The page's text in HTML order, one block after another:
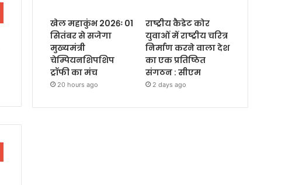
खेल महाकुंभ 2026ः 01
सितंबर से सजेगा
मुख्यमंत्री
चेम्पियनशिपशिप
ट्रॉफी का मंच
20 hours ago
राष्ट्रीय कैडेट कोर
युवाओं में राष्ट्रीय चरित्र
निर्माण करने वाला देश
का एक प्रतिष्ठित
संगठन : सीएम
2 days ago